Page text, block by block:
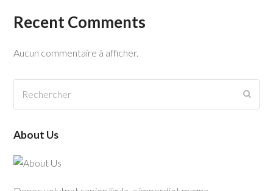
Recent Comments
Aucun commentaire à afficher.
About Us